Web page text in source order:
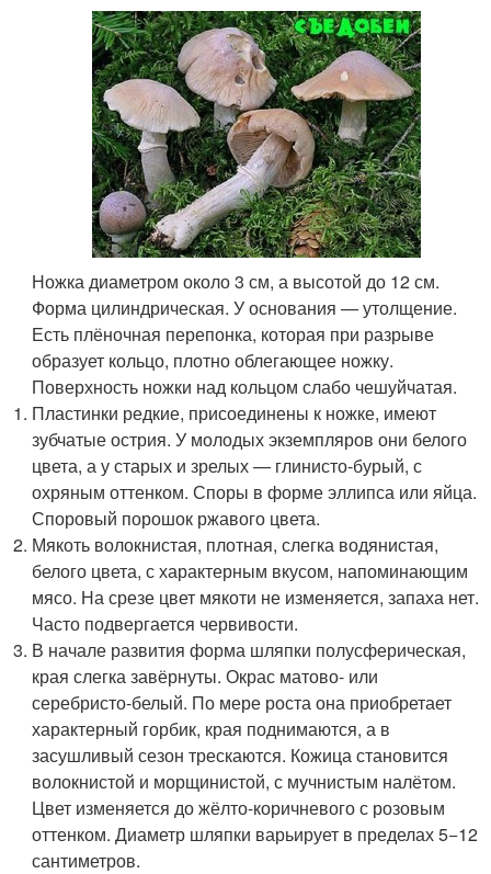
Ножка диаметром около 3 см, а высотой до 12 см.
Форма цилиндрическая. У основания — утолщение.
Есть плёночная перепонка, которая при разрыве
образует кольцо, плотно облегающее ножку.
Поверхность ножки над кольцом слабо чешуйчатая.
Пластинки редкие, присоединены к ножке, имеют
зубчатые острия. У молодых экземпляров они белого
цвета, а у старых и зрелых — глинисто-бурый, с
охряным оттенком. Споры в форме эллипса или яйца.
Споровый порошок ржавого цвета.
Мякоть волокнистая, плотная, слегка водянистая,
белого цвета, с характерным вкусом, напоминающим
мясо. На срезе цвет мякоти не изменяется, запаха нет.
Часто подвергается червивости.
В начале развития форма шляпки полусферическая,
края слегка завёрнуты. Окрас матово- или
серебристо-белый. По мере роста она приобретает
характерный горбик, края поднимаются, а в
засушливый сезон трескаются. Кожица становится
волокнистой и морщинистой, с мучнистым налётом.
Цвет изменяется до жёлто-коричневого с розовым
оттенком. Диаметр шляпки варьирует в пределах 5−12
сантиметров.